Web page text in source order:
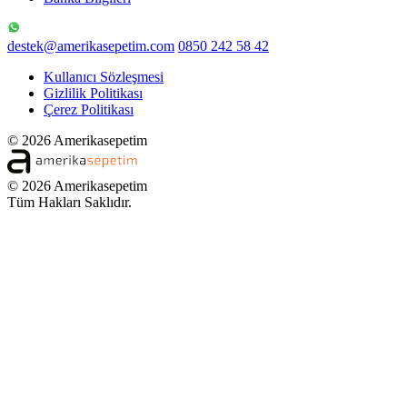
destek@amerikasepetim.com 0850 242 58 42
Kullanıcı Sözleşmesi
Gizlilik Politikası
Çerez Politikası
© 2026 Amerikasepetim
© 2026 Amerikasepetim
Tüm Hakları Saklıdır.